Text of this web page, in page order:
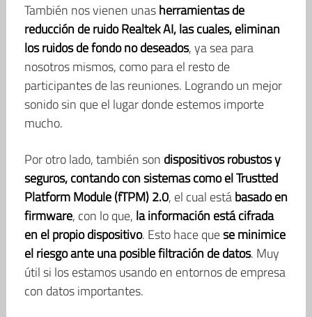
También nos vienen unasherramientas de
reducción de ruido Realtek AI, las cuales, eliminan
los ruidos de fondo no deseados, ya sea para
nosotros mismos, como para el resto de
participantes de las reuniones. Logrando un mejor
sonido sin que el lugar donde estemos importe
mucho.
Por otro lado, también son dispositivos robustos y
seguros, contando con sistemas como el Trustted
Platform Module (fTPM) 2.0, el cual estábasado en
firmware, con lo que, la información está cifrada
en el propio dispositivo. Esto hace quese minimice
el riesgo ante una posible filtración de datos. Muy
útil si los estamos usando en entornos de empresa
con datos importantes.